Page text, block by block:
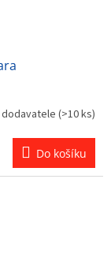
(>10 ks)
Do košíku